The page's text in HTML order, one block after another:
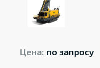
Цена: по запросу